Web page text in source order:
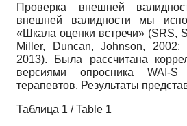
Проверка внешней
внешней валидности мы
«Шкала оценки встречи» (SRS,
Miller, Duncan, Johnson,
2013). Была рассчитана
версиями опросника WAI-
терапевтов. Результаты
Таблица 1 / Table 1